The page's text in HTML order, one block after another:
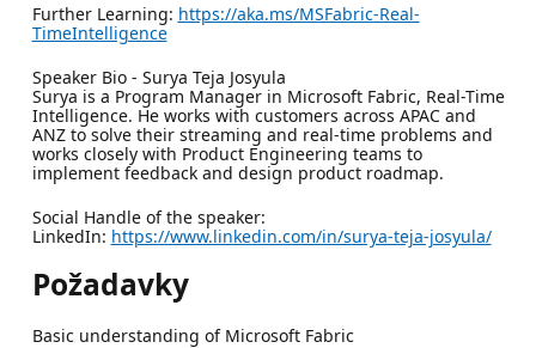
Further Learning: https://aka.ms/MSFabric-Real-
TimeIntelligence
Speaker Bio - Surya Teja Josyula
Surya is a Program Manager in Microsoft Fabric, Real-Time
Intelligence. He works with customers across APAC and
ANZ to solve their streaming and real-time problems and
works closely with Product Engineering teams to
implement feedback and design product roadmap.
Social Handle of the speaker:
LinkedIn: https://www.linkedin.com/in/surya-teja-josyula/
Požadavky
Basic understanding of Microsoft Fabric